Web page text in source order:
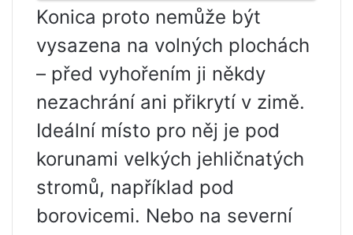
Konica proto nemůže být
vysazena na volných plochách
– před vyhořením ji někdy
nezachrání ani přikrytí v zimě.
Ideální místo pro něj je pod
korunami velkých jehličnatých
stromů, například pod
borovicemi. Nebo na severní